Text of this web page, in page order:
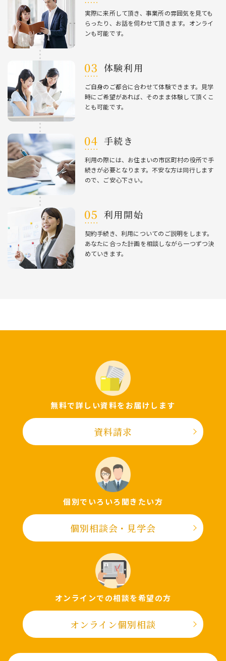
実際に来所して頂き、事業所の雰囲気を⾒ても
らったり、お話を伺わせて頂きます。オンライ
ンも可能です。
体験利⽤
ご⾃⾝のご都合に合わせて体験できます。⾒学
時にご希望があれば、そのまま体験して頂くこ
とも可能です。
⼿続き
利⽤の際には、お住まいの市区町村の役所で⼿
続きが必要となります。不安な⽅は同⾏します
ので、ご安⼼下さい。
利⽤開始
契約⼿続き、利⽤についてのご説明をします。
あなたに合った計画を相談しながら⼀つずつ決
めていきます。
無料で詳しい資料をお届けします
資料請求
個別でいろいろ聞きたい⽅
個別相談会・⾒学会
オンラインでの相談を希望の⽅
オンライン個別相談